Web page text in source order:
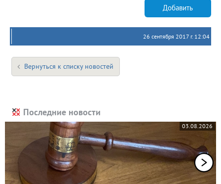
Добавить
26 сентября 2017 г. 12:04
Вернуться к списку новостей
Последние новости
03.08.2026